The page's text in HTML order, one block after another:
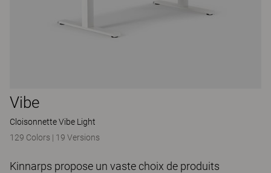
Vibe
Cloisonnette Vibe Light
129 Colors | 19 Versions
Kinnarps propose un vaste choix de produits